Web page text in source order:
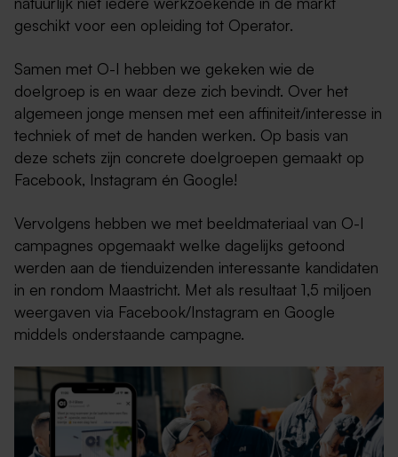
geschikt voor een opleiding tot Operator.
Samen met O-I hebben we gekeken wie de
doelgroep is en waar deze zich bevindt. Over het
algemeen jonge mensen met een affiniteit/interesse in
techniek of met de handen werken. Op basis van
deze schets zijn concrete doelgroepen gemaakt op
Facebook, Instagram én Google!
Vervolgens hebben we met beeldmateriaal van O-I
campagnes opgemaakt welke dagelijks getoond
werden aan de tienduizenden interessante kandidaten
in en rondom Maastricht. Met als resultaat 1,5 miljoen
weergaven via Facebook/Instagram en Google
middels onderstaande campagne.